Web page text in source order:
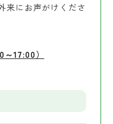
来にお声がけくださ
～17:00）